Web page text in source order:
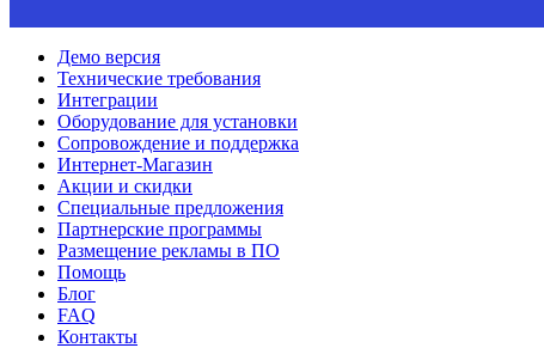
Демо версия
Технические требования
Интеграции
Оборудование для установки
Сопровождение и поддержка
Интернет-Магазин
Акции и скидки
Специальные предложения
Партнерские программы
Размещение рекламы в ПО
Помощь
Блог
FAQ
Контакты